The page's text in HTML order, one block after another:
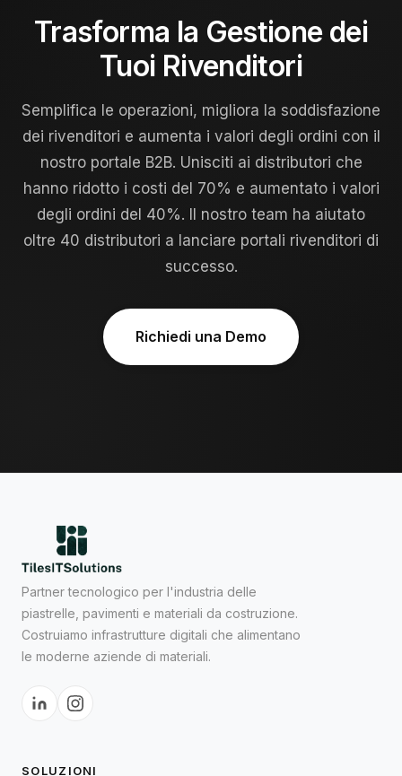
Trasforma la Gestione dei
Tuoi Rivenditori
Semplifica le operazioni, migliora la soddisfazione
dei rivenditori e aumenta i valori degli ordini con il
nostro portale B2B. Unisciti ai distributori che
hanno ridotto i costi del 70% e aumentato i valori
degli ordini del 40%. Il nostro team ha aiutato
oltre 40 distributori a lanciare portali rivenditori di
successo.
Richiedi una Demo
Partner tecnologico per l'industria delle
piastrelle, pavimenti e materiali da costruzione.
Costruiamo infrastrutture digitali che alimentano
le moderne aziende di materiali.
SOLUZIONI